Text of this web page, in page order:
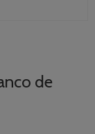
de